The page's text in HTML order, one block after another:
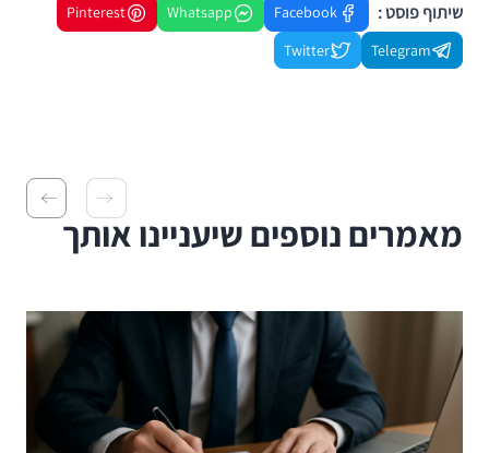
שיתוף פוסט : Facebook
Whatsapp
Pinterest
Telegram
Twitter
מאמרים נוספים שיעניינו אותך